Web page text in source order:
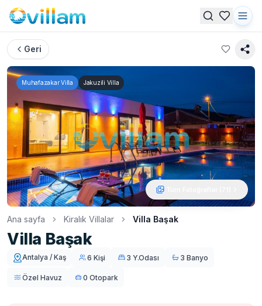
Geri
Muhafazakar Villa Jakuzili Villa
Ana sayfa Kiralık Villalar Villa Başak
Villa Başak
Antalya / Kaş 6 Kişi 3 Y.Odası 3 Banyo
Özel Havuz 0 Otopark